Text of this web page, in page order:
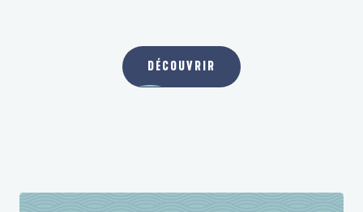
DÉCOUVRIR